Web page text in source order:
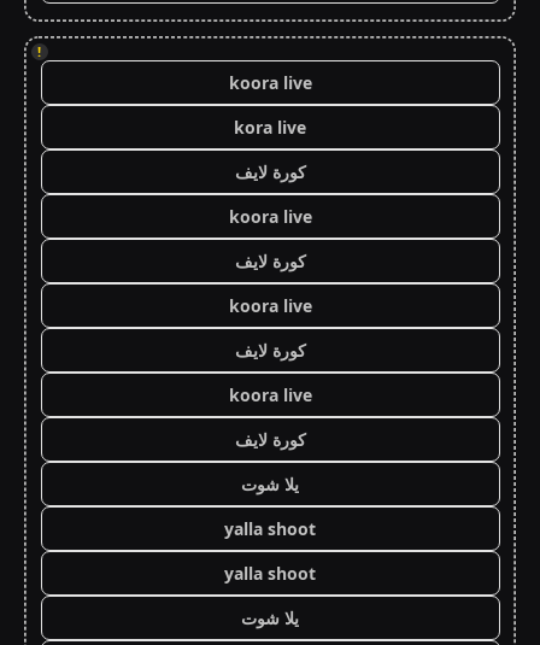
!
koora live
kora live
كورة لايف
koora live
كورة لايف
koora live
كورة لايف
koora live
كورة لايف
يلا شوت
yalla shoot
yalla shoot
يلا شوت